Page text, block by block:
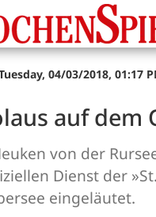
04/03/2018, 01:17
auf dem
von der
Dienst der
eingeläutet.